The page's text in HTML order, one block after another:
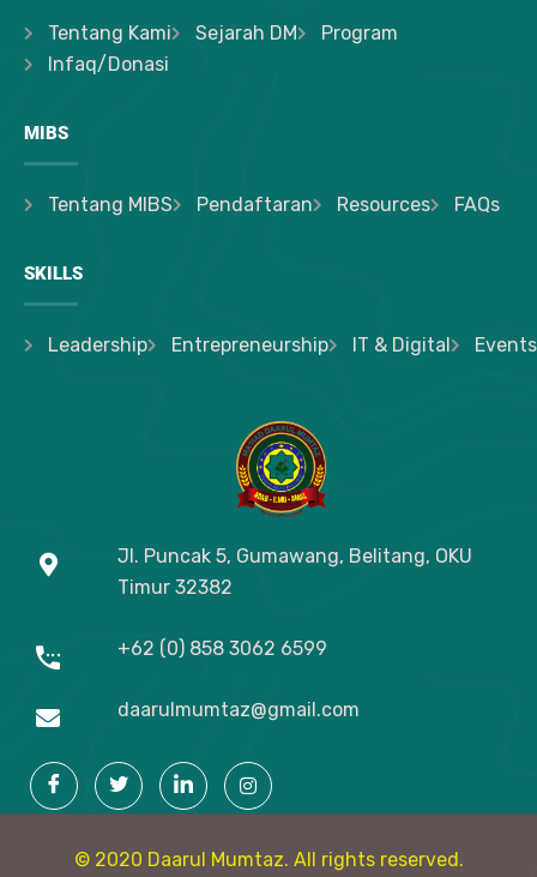
Tentang Kami Sejarah DM
Program
Infaq/Donasi
MIBS
Tentang MIBS Pendaftaran Resources FAQs
SKILLS
Leadership Entrepreneurship IT & Digital Events
Jl. Puncak 5, Gumawang, Belitang, OKU
Timur 32382
+62 (0) 858 3062 6599
daarulmumtaz@gmail.com
© 2020 Daarul Mumtaz. All rights reserved.